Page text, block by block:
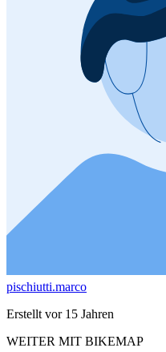
pischiutti.marco
Erstellt vor 15 Jahren
WEITER MIT BIKEMAP